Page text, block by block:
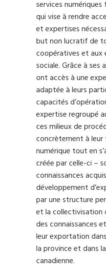
services
qui vise à rendre
et expertises
but non lucratif de
coopératives et aux
sociale. Grâce à ses
ont accès à une
adaptée à leurs
capacités
expertise regroupé
ces milieux de
concrètement à
numérique tout en
créée par celle-ci –
connaissances
développement
par une structure
et la collectivisation
des connaissances
leur exportation
la province et dans
canadienne.